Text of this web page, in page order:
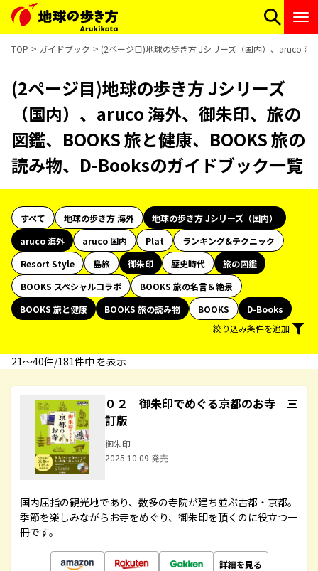
TOP ガイドブック (2ページ目)地球の歩き方 Jシリーズ（国内）、aruco
(2ページ目)地球の歩き方 Jシリーズ
（国内）、aruco 海外、御朱印、旅の
図鑑、BOOKS 旅と健康、BOOKS 旅の
読み物、D-Booksのガイドブック一覧
すべて 地球の歩き方 海外
地球の歩き方 Jシリーズ（国内）
aruco 海外
aruco 国内 Plat
ランキング&テクニック
Resort Style
島旅 御朱印 歴史時代
旅の図鑑
BOOKS スペシャルコラボ
BOOKS 旅の名言＆絶景
BOOKS 旅と健康
BOOKS 旅の読み物 BOOKS
D-Books
絞り込み条件を追加
21〜40件/181件中 を表示
０２ 御朱印でめぐる京都のお寺 三
訂版
御朱印
2025.10.09 発売
国内屈指の観光地であり、数多の寺院が建ち並ぶ古都・京都。
季節を楽しみながらお寺をめぐり、御朱印を頂くのに役立つ一
冊です。
詳細を見る